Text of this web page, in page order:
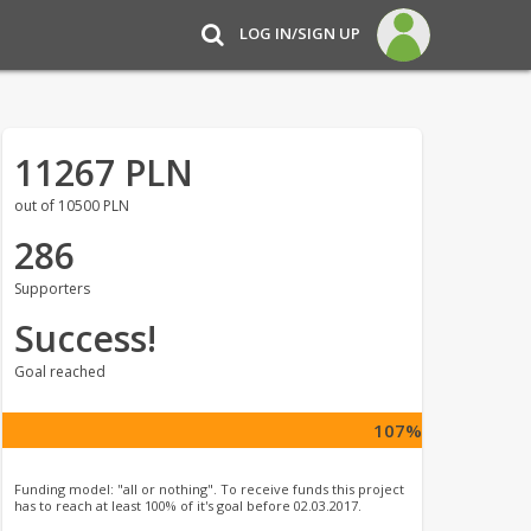
LOG IN/SIGN UP
11267 PLN
out of 10500 PLN
286
Supporters
Success!
Goal reached
107%
Funding model: "all or nothing". To receive funds this project
has to reach at least 100% of it's goal before 02.03.2017.